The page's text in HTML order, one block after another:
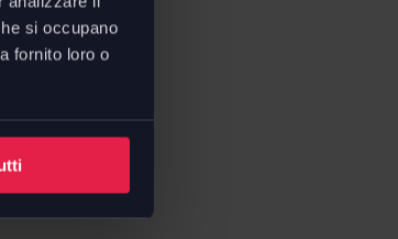
si occupano
fornito loro o